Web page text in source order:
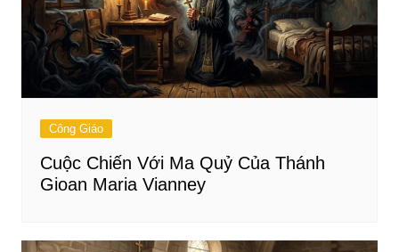
Công Giáo
Cuộc Chiến Với Ma Quỷ Của Thánh
Gioan Maria Vianney